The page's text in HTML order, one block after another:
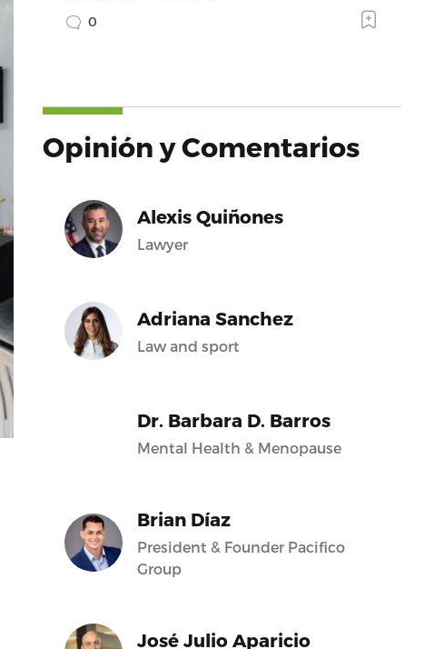
0
Opinión y Comentarios
Alexis Quiñones
Lawyer
Adriana Sanchez
Law and sport
Dr. Barbara D. Barros
Mental Health & Menopause
Brian Díaz
President & Founder Pacifico
Group
José Julio Aparicio